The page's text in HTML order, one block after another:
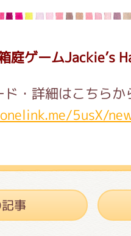
庭ゲームJackie’s
ド・詳細はこちらか
5usX/
事